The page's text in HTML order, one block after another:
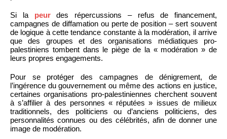
Si la peurdes répercussions – refus de financement,
campagnes de diffamation ou perte de position – sert souvent
de logique à cette tendance constante à la modération, il arrive
que des groupes et des organisations médiatiques pro-
palestiniens tombent dans le piège de la « modération » de
leurs propres engagements.
Pour se protéger des campagnes de dénigrement, de
l’ingérence du gouvernement ou même des actions en justice,
certaines organisations pro-palestiniennes cherchent souvent
à s’affilier à des personnes « réputées » issues de milieux
traditionnels, des politiciens ou d’anciens politiciens, des
personnalités connues ou des célébrités, afin de donner une
image de modération.